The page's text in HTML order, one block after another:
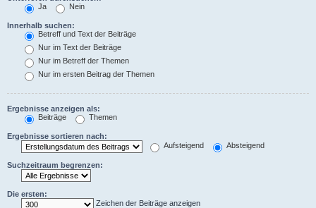
Ja
Nein
Innerhalb suchen:
Betreff und Text der Beiträge
Nur im Text der Beiträge
Nur im Betreff der Themen
Nur im ersten Beitrag der Themen
Ergebnisse anzeigen als:
Beiträge
Themen
Ergebnisse sortieren nach:
Aufsteigend
Absteigend
Suchzeitraum begrenzen:
Die ersten:
Zeichen der Beiträge anzeigen